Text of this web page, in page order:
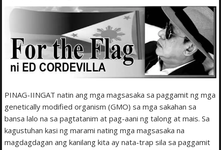
PINAG-IINGAT natin ang mga magsasaka sa paggamit ng mga
genetically modified organism (GMO) sa mga sakahan sa
bansa lalo na sa pagtatanim at pag-aani ng talong at mais. Sa
kagustuhan kasi ng marami nating mga magsasaka na
magdagdagan ang kanilang kita ay nata-trap sila sa paggamit